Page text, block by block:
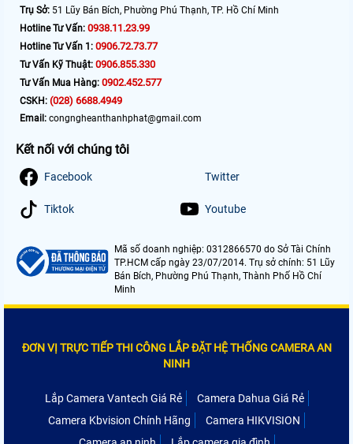
Trụ Sở: 51 Lũy Bán Bích, Phường Phú Thạnh, TP. Hồ Chí Minh
Hotline Tư Vấn: 0938.11.23.99
Hotline Tư Vấn 1: 0906.72.73.77
Tư Vấn Kỹ Thuật: 0906.855.330
Tư Vấn Mua Hàng: 0902.452.577
CSKH: (028) 6688.4949
Email: congngheanthanhphat@gmail.com
Kết nối với chúng tôi
Facebook Twitter
Tiktok Youtube
Mã số doanh nghiệp: 0312866570 do Sở Tài Chính
TP.HCM cấp ngày 23/07/2014. Trụ sở chính: 51 Lũy
Bán Bích, Phường Phú Thạnh, Thành Phố Hồ Chí
Minh
ĐƠN VỊ TRỰC TIẾP THI CÔNG LẮP ĐẶT HỆ THỐNG CAMERA AN
NINH
Lắp Camera Vantech Giá Rẻ
Camera Dahua Giá Rẻ
Camera Kbvision Chính Hãng
Camera HIKVISION